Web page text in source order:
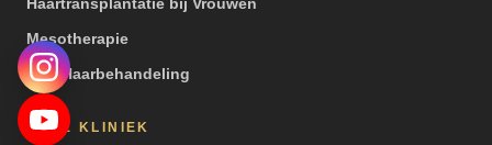
Mesotherapie
PRP Haarbehandeling
ONZE KLINIEK